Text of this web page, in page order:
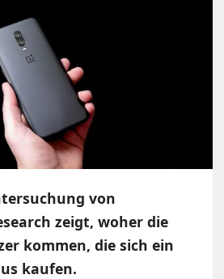
von
zeigt, woher die
kommen, die sich ein
kaufen.